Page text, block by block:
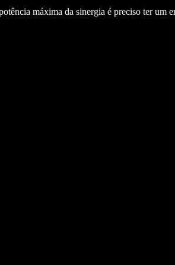
máxima da sinergia é preciso ter um